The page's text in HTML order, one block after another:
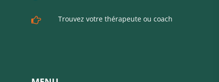
Trouvez votre thérapeute ou coach